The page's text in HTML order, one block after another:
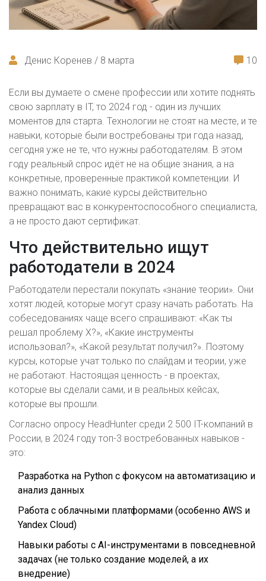
Денис Коренев / 8 марта 10
Если вы думаете о смене профессии или хотите поднять
свою зарплату в IT, то 2024 год - один из лучших
моментов для старта. Технологии не стоят на месте, и те
навыки, которые были востребованы три года назад,
сегодня уже не те, что нужны работодателям. В этом
году реальный спрос идёт не на общие знания, а на
конкретные, проверенные практикой компетенции. И
важно понимать, какие курсы действительно
превращают вас в конкурентоспособного специалиста,
а не просто дают сертификат.
Что действительно ищут
работодатели в 2024
Работодатели перестали покупать «знание теории». Они
хотят людей, которые могут сразу начать работать. На
собеседованиях чаще всего спрашивают: «Как ты
решал проблему X?», «Какие инструменты
использовал?», «Какой результат получил?». Поэтому
курсы, которые учат только по слайдам и теории, уже
не работают. Настоящая ценность - в проектах,
которые вы сделали сами, и в реальных кейсах,
которые вы прошли.
Согласно опросу HeadHunter среди 2 500 IT-компаний в
России, в 2024 году топ-3 востребованных навыков -
это:
Разработка на Python с фокусом на автоматизацию и
анализ данных
Работа с облачными платформами (особенно AWS и
Yandex Cloud)
Навыки работы с AI-инструментами в повседневной
задачах (не только создание моделей, а их
внедрение)